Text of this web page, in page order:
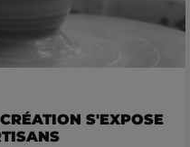
S'EXPOSE